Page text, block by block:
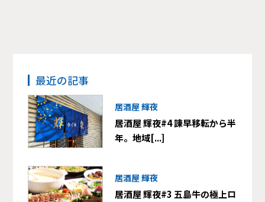
最近の記事
居酒屋 輝夜
居酒屋 輝夜#4 諫早移転から半
年。地域[...]
居酒屋 輝夜
居酒屋 輝夜#3 五島牛の極上ロ